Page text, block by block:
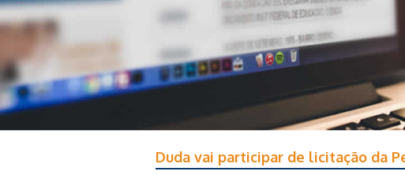
Duda vai participar de licitação da